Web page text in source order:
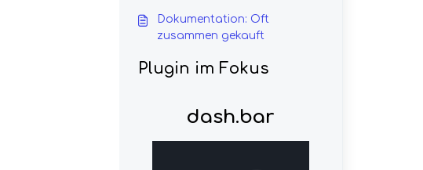
Dokumentation: Oft
zusammen gekauft
Plugin im Fokus
dash.bar